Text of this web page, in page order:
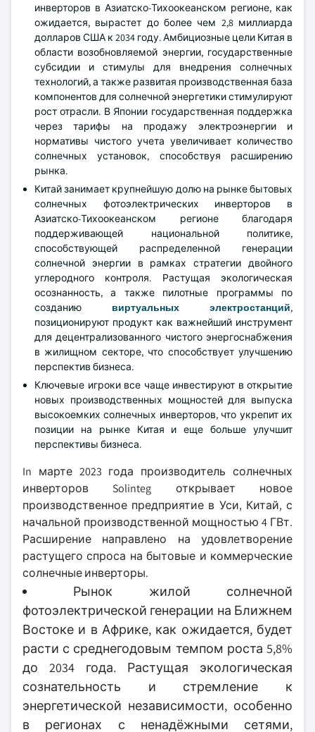
инверторов в Азиатско-Тихоокеанском регионе, как
ожидается, вырастет до более чем 2,8 миллиарда
долларов США к 2034 году. Амбициозные цели Китая в
области возобновляемой энергии, государственные
субсидии и стимулы для внедрения солнечных
технологий, а также развитая производственная база
компонентов для солнечной энергетики стимулируют
рост отрасли. В Японии государственная поддержка
через тарифы на продажу электроэнергии и
нормативы чистого учета увеличивает количество
солнечных установок, способствуя расширению
рынка.
Китай занимает крупнейшую долю на рынке бытовых
солнечных фотоэлектрических инверторов в
Азиатско-Тихоокеанском регионе благодаря
поддерживающей национальной политике,
способствующей распределенной генерации
солнечной энергии в рамках стратегии двойного
углеродного контроля. Растущая экологическая
осознанность, а также пилотные программы по
созданию виртуальных электростанций,
позиционируют продукт как важнейший инструмент
для децентрализованного чистого энергоснабжения
в жилищном секторе, что способствует улучшению
перспектив бизнеса.
Ключевые игроки все чаще инвестируют в открытие
новых производственных мощностей для выпуска
высокоемких солнечных инверторов, что укрепит их
позиции на рынке Китая и еще больше улучшит
перспективы бизнеса.
In марте 2023 года производитель солнечных
инверторов Solinteg открывает новое
производственное предприятие в Уси, Китай, с
начальной производственной мощностью 4 ГВт.
Расширение направлено на удовлетворение
растущего спроса на бытовые и коммерческие
солнечные инверторы.
Рынок жилой солнечной
фотоэлектрической генерации на Ближнем
Востоке и в Африке, как ожидается, будет
расти с среднегодовым темпом роста 5,8%
до 2034 года. Растущая экологическая
сознательность и стремление к
энергетической независимости, особенно
в регионах с ненадёжными сетями,